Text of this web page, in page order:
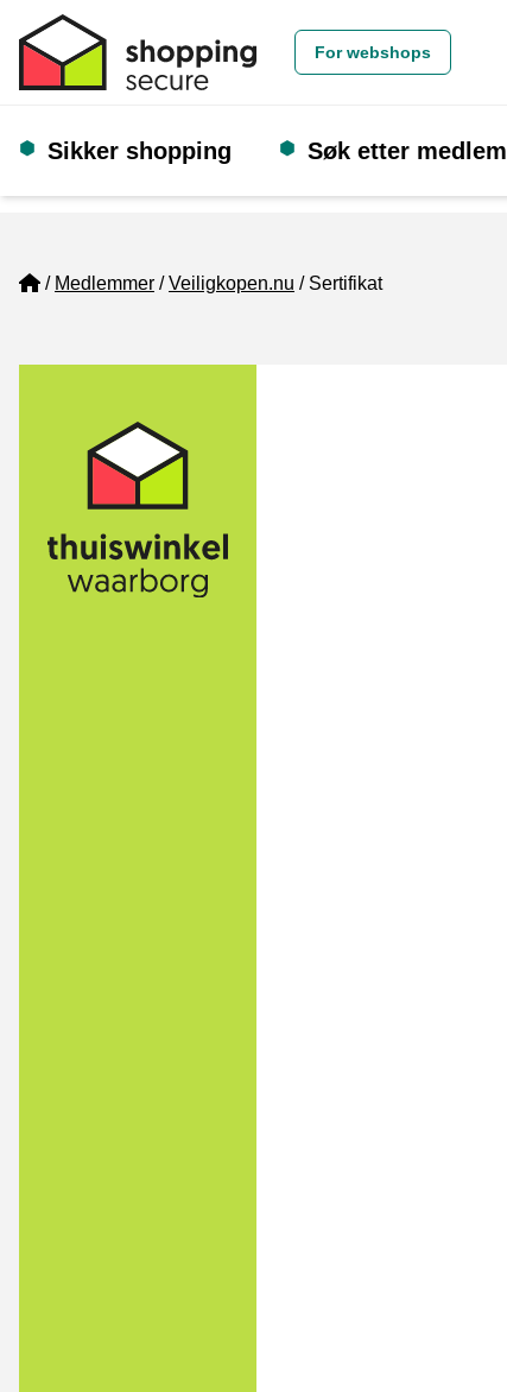
For webshops
Sikker shopping Søk etter medlem
Home
Medlemmer Veiligkopen.nu Sertifikat